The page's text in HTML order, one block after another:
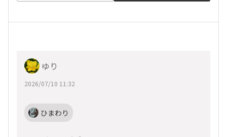
ゆり
2026/07/10 11:32
ひまわり